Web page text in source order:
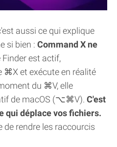
aussi ce qui explique
si bien : Command X ne
Finder est actif,
⌘X et exécute en réalité
du ⌘V, elle
de macOS (⌥⌘V). C'est
qui déplace vos fichiers.
rendre les raccourcis